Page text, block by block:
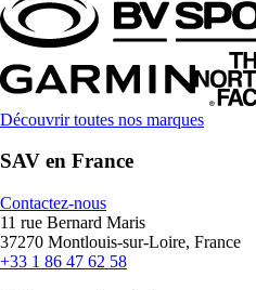
Découvrir toutes nos marques
SAV en France
Contactez-nous
11 rue Bernard Maris
37270 Montlouis-sur-Loire, France
+33 1 86 47 62 58